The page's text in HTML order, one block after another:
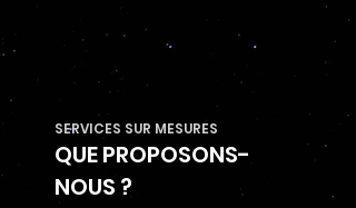
SERVICES SUR MESURES
QUE PROPOSONS-
NOUS ?